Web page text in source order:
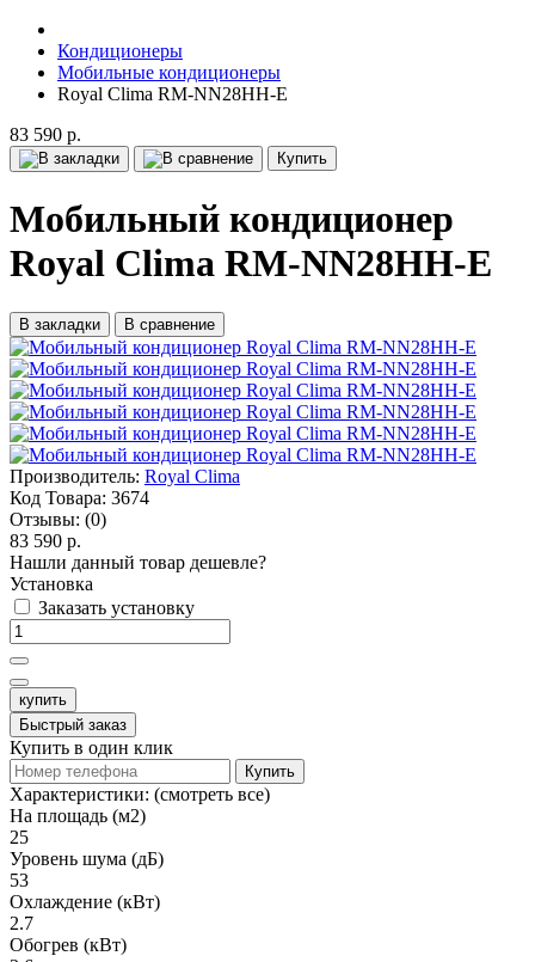
Кондиционеры
Мобильные кондиционеры
Royal Clima RM-NN28HH-E
83 590 р.
Купить
Мобильный кондиционер
Royal Clima RM-NN28HH-E
В закладки В сравнение
Производитель: Royal Clima
Код Товара: 3674
Отзывы: (0)
83 590 р.
Нашли данный товар дешевле?
Установка
Заказать установку
купить
Быстрый заказ
Купить в один клик
Купить
Характеристики: (смотреть все)
На площадь (м2)
25
Уровень шума (дБ)
53
Охлаждение (кВт)
2.7
Обогрев (кВт)